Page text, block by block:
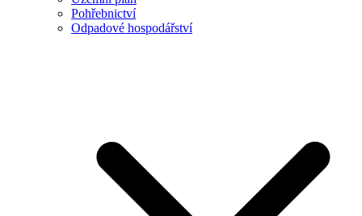
Pohřebnictví
Odpadové hospodářství